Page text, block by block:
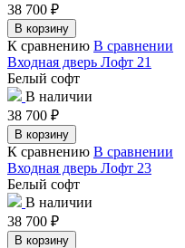
38 700 ₽
В корзину
К сравнению В сравнении
Входная дверь Лофт 21
Белый софт
В наличии
38 700 ₽
В корзину
К сравнению В сравнении
Входная дверь Лофт 23
Белый софт
В наличии
38 700 ₽
В корзину